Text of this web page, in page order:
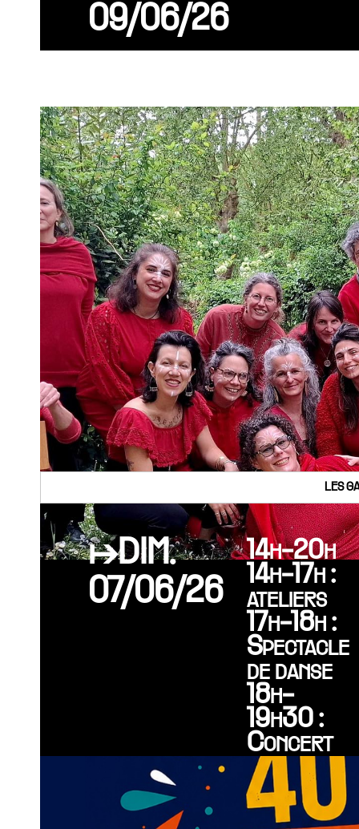
09/06/26
LES
↦DIM.
07/06/26
14h-20h
14h-17h :
ateliers
17h-18h :
Spectacle
de danse
18h-
19h30 :
Concert